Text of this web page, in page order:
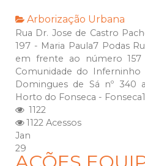
Arborização Urbana
Rua Dr. Jose de Castro
197 - Maria Paula7 Podas
em frente ao número 157
Comunidade do Inferninho
Domingues de Sá nº 340
Horto do Fonseca -
1122
1122 Acessos
Jan
29